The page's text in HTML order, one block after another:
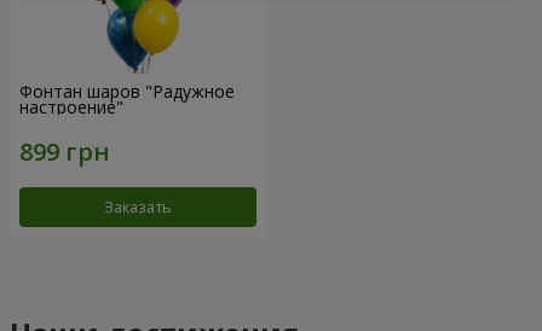
Фонтан шаров "Радужное
настроение"
Заказать